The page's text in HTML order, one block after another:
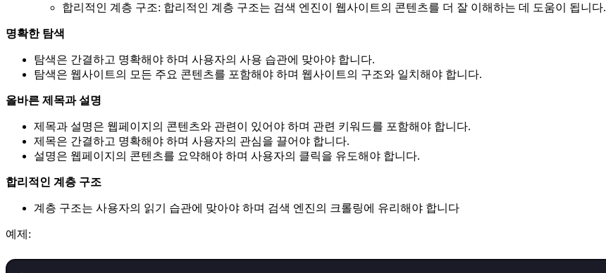
합리적인 계층 구조: 합리적인 계층 구조는 검색 엔진이 웹사이트의 콘텐츠를 더 잘 이해하는 데 도움이 됩니다.
명확한 탐색
탐색은 간결하고 명확해야 하며 사용자의 사용 습관에 맞아야 합니다.
탐색은 웹사이트의 모든 주요 콘텐츠를 포함해야 하며 웹사이트의 구조와 일치해야 합니다.
올바른 제목과 설명
제목과 설명은 웹페이지의 콘텐츠와 관련이 있어야 하며 관련 키워드를 포함해야 합니다.
제목은 간결하고 명확해야 하며 사용자의 관심을 끌어야 합니다.
설명은 웹페이지의 콘텐츠를 요약해야 하며 사용자의 클릭을 유도해야 합니다.
합리적인 계층 구조
계층 구조는 사용자의 읽기 습관에 맞아야 하며 검색 엔진의 크롤링에 유리해야 합니다
예제: